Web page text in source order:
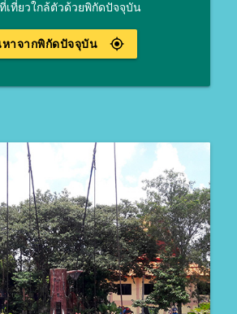
เที่ยวใกล้ตัวด้วยพิกัดปัจจุบัน
gps_fixed
าจากพิกัดปัจจุบัน